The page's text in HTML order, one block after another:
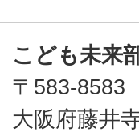
こども未来
〒583-8583
大阪府藤井